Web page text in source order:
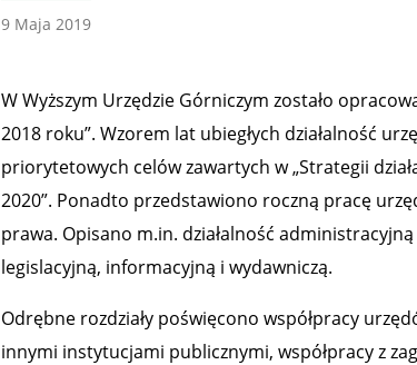
9 Maja 2019
W Wyższym Urzędzie Górniczym zostało
2018 roku”. Wzorem lat ubiegłych działalność
priorytetowych celów zawartych w „Strategii
2020”. Ponadto przedstawiono roczną pracę
prawa. Opisano m.in. działalność
legislacyjną, informacyjną i wydawniczą.
Odrębne rozdziały poświęcono współpracy
innymi instytucjami publicznymi, współpracy z